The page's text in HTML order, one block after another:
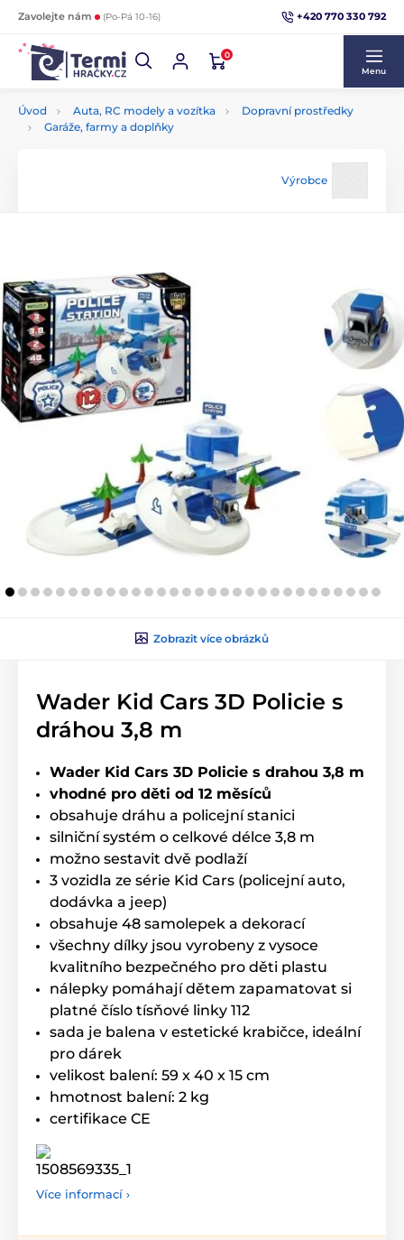
Zavolejte nám (Po-Pá 10-16) +420 770 330 792
0
Menu
Úvod Auta, RC modely a vozítka
Dopravní prostředky
Garáže, farmy a doplňky
Výrobce
Zobrazit více obrázků
Wader Kid Cars 3D Policie s
dráhou 3,8 m
Wader Kid Cars 3D Policie s drahou 3,8 m
vhodné pro děti od 12 měsíců
obsahuje dráhu a policejní stanici
silniční systém o celkové délce 3,8 m
možno sestavit dvě podlaží
3 vozidla ze série Kid Cars (policejní auto,
dodávka a jeep)
obsahuje 48 samolepek a dekorací
všechny dílky jsou vyrobeny z vysoce
kvalitního bezpečného pro děti plastu
nálepky pomáhají dětem zapamatovat si
platné číslo tísňové linky 112
sada je balena v estetické krabičce, ideální
pro dárek
velikost balení: 59 x 40 x 15 cm
hmotnost balení: 2 kg
certifikace CE
Více informací ›